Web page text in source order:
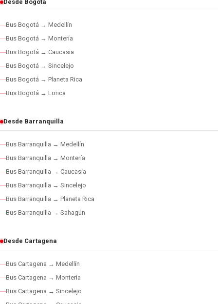
Desde Bogotá
Bus Bogotá → Medellín
Bus Bogotá → Montería
Bus Bogotá → Caucasia
Bus Bogotá → Sincelejo
Bus Bogotá → Planeta Rica
Bus Bogotá → Lorica
Desde Barranquilla
Bus Barranquilla → Medellín
Bus Barranquilla → Montería
Bus Barranquilla → Caucasia
Bus Barranquilla → Sincelejo
Bus Barranquilla → Planeta Rica
Bus Barranquilla → Sahagún
Desde Cartagena
Bus Cartagena → Medellín
Bus Cartagena → Montería
Bus Cartagena → Sincelejo